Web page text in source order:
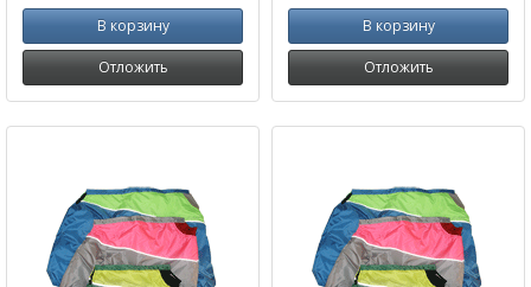
В корзину
Отложить
В корзину
Отложить